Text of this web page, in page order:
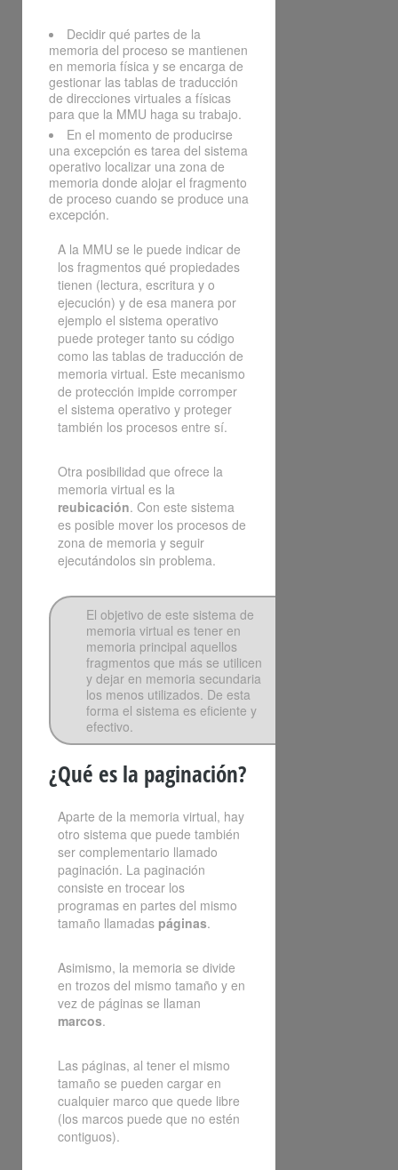
Decidir qué partes de la
memoria del proceso se mantienen
en memoria física y se encarga de
gestionar las tablas de traducción
de direcciones virtuales a físicas
para que la MMU haga su trabajo.
En el momento de producirse
una excepción es tarea del sistema
operativo localizar una zona de
memoria donde alojar el fragmento
de proceso cuando se produce una
excepción.
A la MMU se le puede indicar de
los fragmentos qué propiedades
tienen (lectura, escritura y o
ejecución) y de esa manera por
ejemplo el sistema operativo
puede proteger tanto su código
como las tablas de traducción de
memoria virtual. Este mecanismo
de protección impide corromper
el sistema operativo y proteger
también los procesos entre sí.
Otra posibilidad que ofrece la
memoria virtual es la
reubicación. Con este sistema
es posible mover los procesos de
zona de memoria y seguir
ejecutándolos sin problema.
El objetivo de este sistema de
memoria virtual es tener en
memoria principal aquellos
fragmentos que más se utilicen
y dejar en memoria secundaria
los menos utilizados. De esta
forma el sistema es eficiente y
efectivo.
¿Qué es la paginación?
Aparte de la memoria virtual, hay
otro sistema que puede también
ser complementario llamado
paginación. La paginación
consiste en trocear los
programas en partes del mismo
tamaño llamadas páginas.
Asimismo, la memoria se divide
en trozos del mismo tamaño y en
vez de páginas se llaman
marcos.
Las páginas, al tener el mismo
tamaño se pueden cargar en
cualquier marco que quede libre
(los marcos puede que no estén
contiguos).